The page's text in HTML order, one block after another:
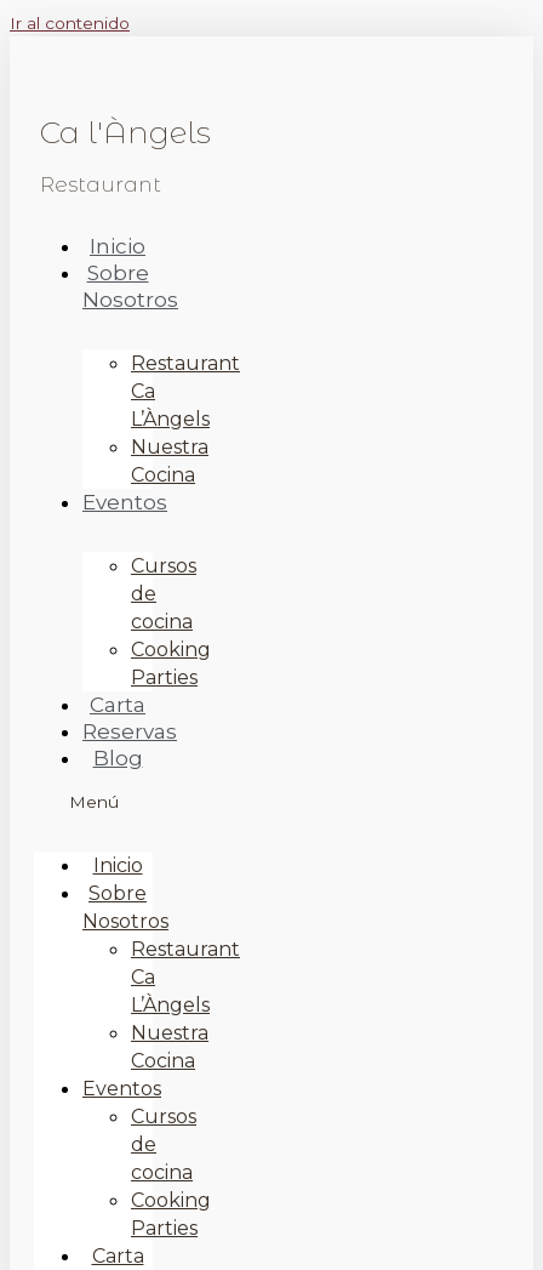
Ir al contenido
Ca l'Àngels
Restaurant
Inicio
Sobre
Nosotros
Restaurant
Ca
L’Àngels
Nuestra
Cocina
Eventos
Cursos
de
cocina
Cooking
Parties
Carta
Reservas
Blog
Menú
Inicio
Sobre
Nosotros
Restaurant
Ca
L’Àngels
Nuestra
Cocina
Eventos
Cursos
de
cocina
Cooking
Parties
Carta